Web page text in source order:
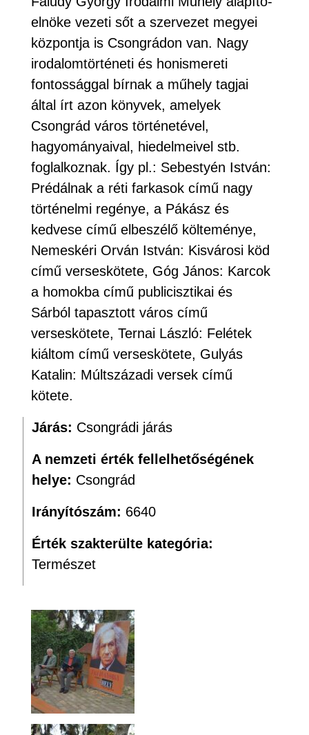
elnöke vezeti sőt a szervezet megyei
központja is Csongrádon van. Nagy
irodalomtörténeti és honismereti
fontossággal bírnak a műhely tagjai
által írt azon könyvek, amelyek
Csongrád város történetével,
hagyományaival, hiedelmeivel stb.
foglalkoznak. Így pl.: Sebestyén István:
Prédálnak a réti farkasok című nagy
történelmi regénye, a Pákász és
kedvese című elbeszélő költeménye,
Nemeskéri Orván István: Kisvárosi köd
című verseskötete, Góg János: Karcok
a homokba című publicisztikai és
Sárból tapasztott város című
verseskötete, Ternai László: Felétek
kiáltom című verseskötete, Gulyás
Katalin: Múltszázadi versek című
kötete.
Járás: Csongrádi járás
A nemzeti érték fellelhetőségének
helye: Csongrád
Irányítószám: 6640
Érték szakterülte kategória:
Természet